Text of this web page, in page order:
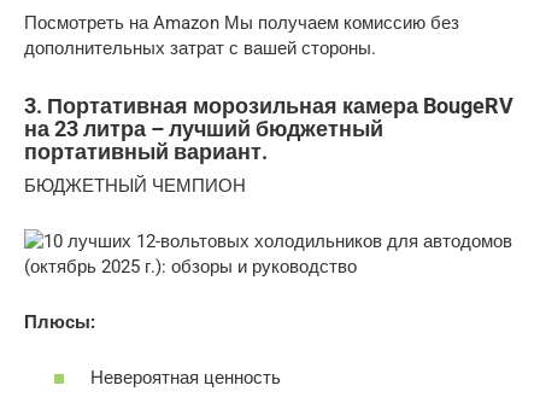
Посмотреть на Amazon Мы получаем комиссию без
дополнительных затрат с вашей стороны.
3. Портативная морозильная камера BougeRV
на 23 литра – лучший бюджетный
портативный вариант.
БЮДЖЕТНЫЙ ЧЕМПИОН
Плюсы:
Невероятная ценность